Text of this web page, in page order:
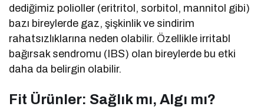
dediğimiz polioller (eritritol, sorbitol, mannitol gibi)
bazı bireylerde gaz, şişkinlik ve sindirim
rahatsızlıklarına neden olabilir. Özellikle irritabl
bağırsak sendromu (IBS) olan bireylerde bu etki
daha da belirgin olabilir.
Fit Ürünler: Sağlık mı, Algı mı?